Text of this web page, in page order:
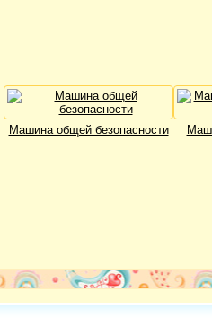
Машина общей безопасности